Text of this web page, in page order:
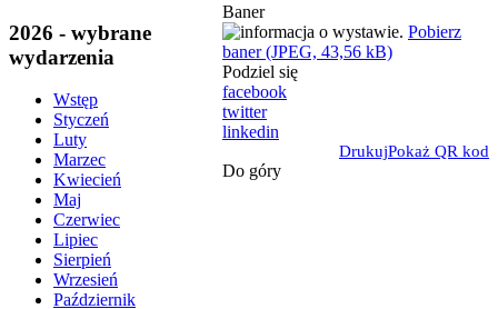
2026 - wybrane
wydarzenia
Wstęp
Styczeń
Luty
Marzec
Kwiecień
Maj
Czerwiec
Lipiec
Sierpień
Wrzesień
Październik
Baner
Pobierz
baner (JPEG, 43,56 kB)
Podziel się
facebook
twitter
linkedin
DrukujPokaż QR kod
Do góry